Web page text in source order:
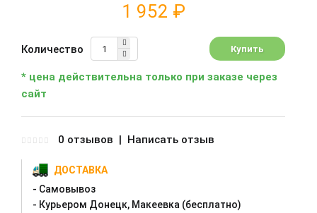
1 952 ₽
Количество
* цена действительна только при заказе через
сайт
0 отзывов | Написать отзыв
ДОСТАВКА
- Самовывоз
- Курьером Донецк, Макеевка (бесплатно)